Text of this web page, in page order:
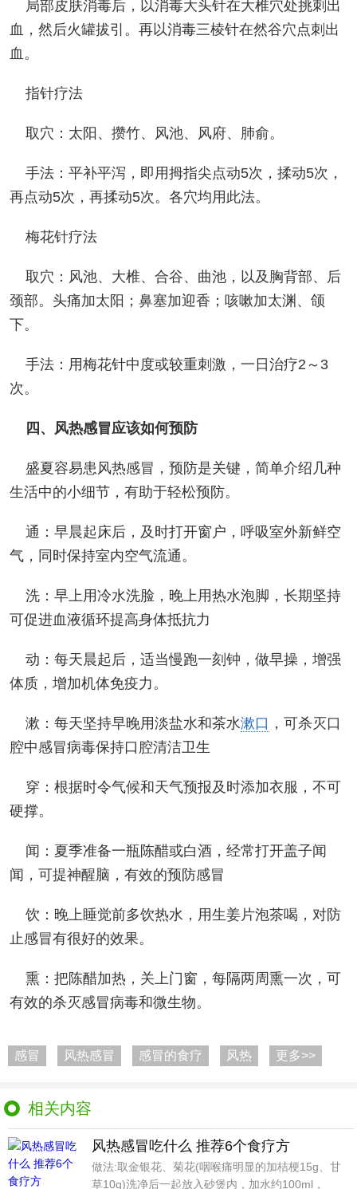
局部皮肤消毒后，以消毒大头针在大椎穴处挑刺出
血，然后火罐拔引。再以消毒三棱针在然谷穴点刺出
血。
指针疗法
取穴：太阳、攒竹、风池、风府、肺俞。
手法：平补平泻，即用拇指尖点动5次，揉动5次，
再点动5次，再揉动5次。各穴均用此法。
梅花针疗法
取穴：风池、大椎、合谷、曲池，以及胸背部、后
颈部。头痛加太阳；鼻塞加迎香；咳嗽加太渊、颌
下。
手法：用梅花针中度或较重刺激，一日治疗2～3
次。
四、风热感冒应该如何预防
盛夏容易患风热感冒，预防是关键，简单介绍几种
生活中的小细节，有助于轻松预防。
通：早晨起床后，及时打开窗户，呼吸室外新鲜空
气，同时保持室内空气流通。
洗：早上用冷水洗脸，晚上用热水泡脚，长期坚持
可促进血液循环提高身体抵抗力
动：每天晨起后，适当慢跑一刻钟，做早操，增强
体质，增加机体免疫力。
漱：每天坚持早晚用淡盐水和茶水漱口 ，可杀灭口
腔中感冒病毒保持口腔清洁卫生
穿：根据时令气候和天气预报及时添加衣服，不可
硬撑。
闻：夏季准备一瓶陈醋或白酒，经常打开盖子闻
闻，可提神醒脑，有效的预防感冒
饮：晚上睡觉前多饮热水，用生姜片泡茶喝，对防
止感冒有很好的效果。
熏：把陈醋加热，关上门窗，每隔两周熏一次，可
有效的杀灭感冒病毒和微生物。
感冒 风热感冒 感冒的食疗 风热 更多>>
相关内容
风热感冒吃什么 推荐6个食疗方
做法:取金银花、菊花(咽喉痛明显的加桔梗15g、甘
草10g)洗净后一起放入砂煲内，加水约100ml，